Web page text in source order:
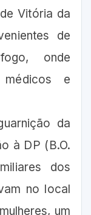
Vitória da
de
onde
médicos e
da
à DP (B.O.
dos
no local
um